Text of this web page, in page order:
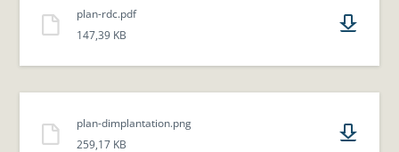
plan-rdc.pdf
147,39 KB
plan-dimplantation.png
259,17 KB